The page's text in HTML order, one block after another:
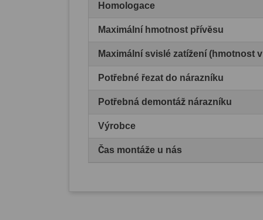
Homologace
Maximální hmotnost přívěsu
Maximální svislé zatížení (hmotnost
Potřebné řezat do nárazníku
Potřebná demontáž nárazníku
Výrobce
Čas montáže u nás